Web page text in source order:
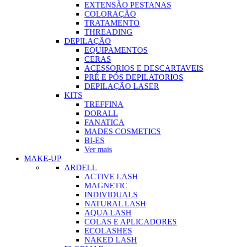
EXTENSÃO PESTANAS
COLORAÇÃO
TRATAMENTO
THREADING
DEPILAÇÃO
EQUIPAMENTOS
CERAS
ACESSORIOS E DESCARTAVEIS
PRÉ E PÓS DEPILATORIOS
DEPILAÇÃO LASER
KITS
TREFFINA
DORALL
FANATICA
MADES COSMETICS
BI-ES
Ver mais
MAKE-UP
ARDELL
ACTIVE LASH
MAGNETIC
INDIVIDUALS
NATURAL LASH
AQUA LASH
COLAS E APLICADORES
ECOLASHES
NAKED LASH